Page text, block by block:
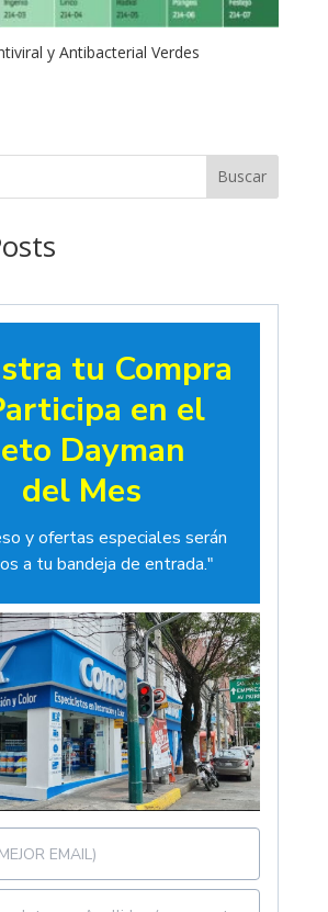
y Antibacterial Verdes
Buscar
tu Compra
en el
Dayman
del Mes
y ofertas especiales serán
a tu bandeja de entrada."